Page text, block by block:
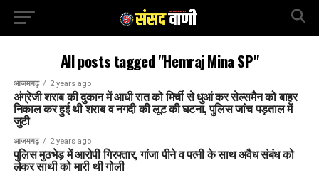
All posts tagged "Hemraj Mina SP"
आजमगढ़ 2 years ago
अंग्रेजी शराब की दुकान में आधी रात को मिर्ची से धुआं कर सेल्समैन को बाहर
निकाल कर हुई थी शराब व नगदी की लूट की घटना, पुलिस जांच पड़ताल में
जुटी
आजमगढ़ 2 years ago
पुलिस मुठभेड़ में आरोपी गिरफ्तार, गांजा पीने व पत्नी के साथ अवैध संबंध को
लेकर साथी को मारी थी गोली